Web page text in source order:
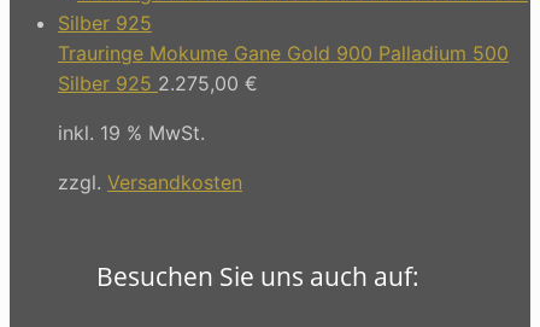
Trauringe Mokume Gane Gold 900 Palladium 500
Silber 925 2.275,00 €
inkl. 19 % MwSt.
zzgl. Versandkosten
Besuchen Sie uns auch auf: